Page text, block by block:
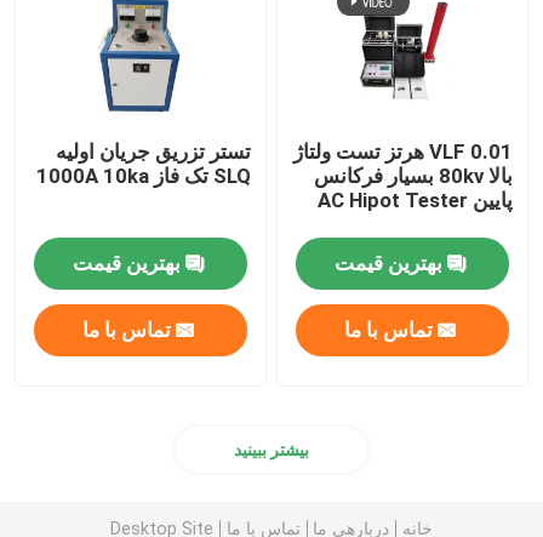
VLF 0.01 هرتز تست ولتاژ
بالا 80kv بسیار فرکانس
پایین AC Hipot Tester
بهترین قیمت
تماس با ما
تستر تزریق جریان اولیه
SLQ تک فاز 1000A 10ka
بهترین قیمت
تماس با ما
بیشتر ببینید
خانه دربارهی ما تماس با ما Desktop Site